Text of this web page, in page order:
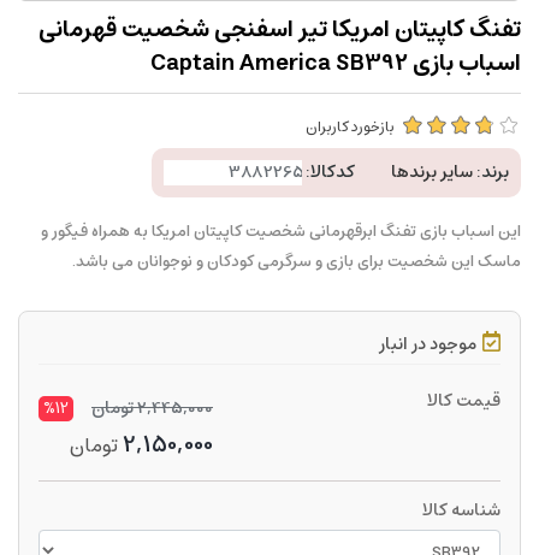
تفنگ کاپیتان امریکا تیر اسفنجی شخصیت قهرمانی
اسباب بازی Captain America SB392
بازخورد کاربران
برند:سایر برندها کدکالا:
این اسباب بازی تفنگ ابرقهرمانی شخصیت کاپیتان امریکا به همراه فیگور و
ماسک این شخصیت برای بازی و سرگرمی کودکان و نوجوانان می باشد.
موجود در انبار
قیمت کالا
2,445,000تومان %12
2,150,000تومان
شناسه کالا